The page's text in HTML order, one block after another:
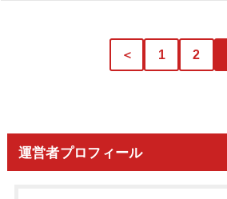
＜ 1 2
運営者プロフィール